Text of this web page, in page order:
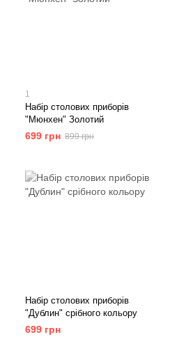
1
Набір столових приборів
"Мюнхен" Золотий
699 грн 899 грн
Набір столових приборів
"Дублин" срібного кольору
699 грн